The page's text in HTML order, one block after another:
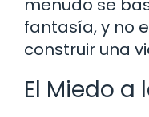
menudo se
fantasía, y no
construir una
El Miedo